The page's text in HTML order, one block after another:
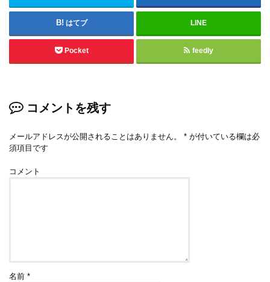
はてブ LINE
Pocket feedly
コメントを残す
メールアドレスが公開されることはありません。 * が付いている欄は必
須項目です
コメント
名前*